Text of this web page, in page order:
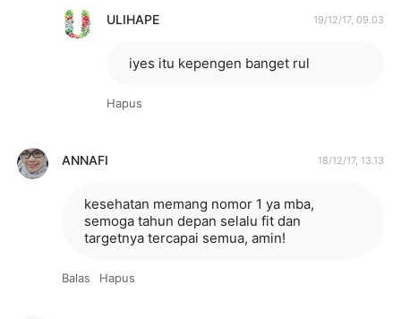
ULIHAPE 19/12/17, 09.03
iyes itu kepengen banget rul
Hapus
ANNAFI 18/12/17, 13.13
kesehatan memang nomor 1 ya mba,
semoga tahun depan selalu fit dan
targetnya tercapai semua, amin!
Balas Hapus